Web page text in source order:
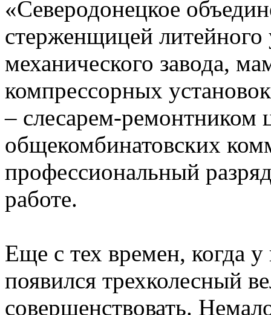
«Северодонецкое
стерженщицей литейного
механического завода,
компрессорных
– слесарем-ремонтником
общекомбинатовских
профессиональный
работе.
Еще с тех времен, когда
появился трехколесный
совершенствовать.